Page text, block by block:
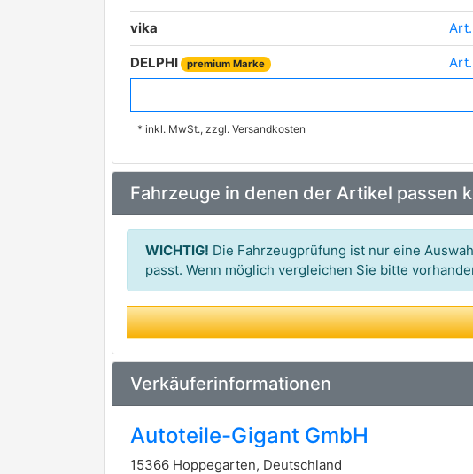
vika
DELPHI premium Marke
DENSO premium Marke
PIERBURG premium Marke
HELLA premium Marke
Continental/VDO
VEMO premium Marke
* inkl. MwSt., zzgl. Versandkosten
Fahrzeuge in denen der Artikel passen
WICHTIG! Die Fahrzeugprüfung ist nur eine
passt. Wenn möglich vergleichen Sie bitte
Verkäuferinformationen
Autoteile-Gigant GmbH
15366 Hoppegarten, Deutschland